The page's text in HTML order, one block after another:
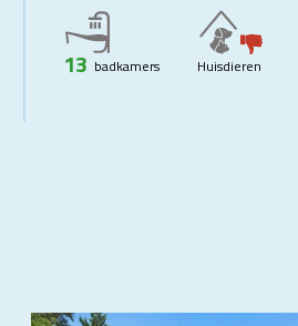
13 badkamers Huisdieren